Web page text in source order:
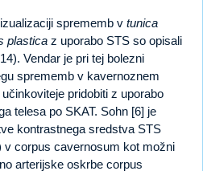
sprememb v tunica
plastica z uporabo STS so opisali
Vendar je pri tej bolezni
sprememb v kavernoznem
pridobiti z uporabo
telesa po SKAT. Sohn [6] je
kontrastnega sredstva STS
v corpus cavernosum kot možni
arterijske oskrbe corpus